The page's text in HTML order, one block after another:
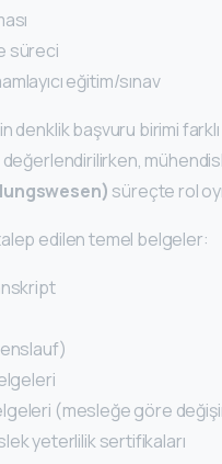
süreci
eğitim/sınav
denklik başvuru birimi
değerlendirilirken,
süreçte rol
edilen temel belgeler:
(mesleğe göre
yeterlilik sertifikaları